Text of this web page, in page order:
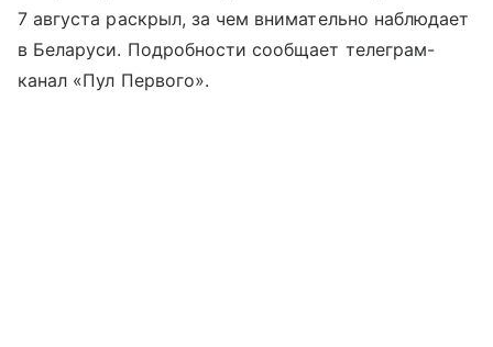
7 августа раскрыл, за чем внимательно наблюдает
в Беларуси. Подробности сообщает телеграм-
канал «Пул Первого».